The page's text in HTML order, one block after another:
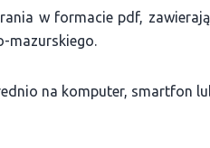
w formacie pdf,
mazurskiego.
na komputer, smartfon